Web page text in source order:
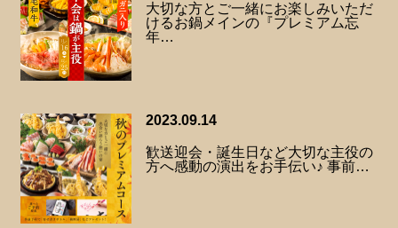
大切な方とご一緒にお楽しみいただ
けるお鍋メインの『プレミアム忘
年…
2023.09.14
歓送迎会・誕生日など大切な主役の
方へ感動の演出をお手伝い♪ 事前…